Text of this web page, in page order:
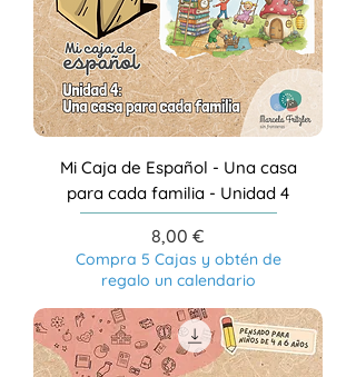
Mi Caja de Español - Una casa
para cada familia - Unidad 4
Precio
8,00 €
Compra 5 Cajas y obtén de
regalo un calendario